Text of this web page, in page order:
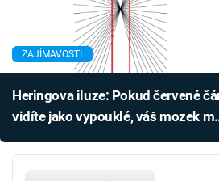
ZAJÍMAVOSTI
Heringova iluze: Pokud červené
vidíte jako vypouklé, váš mozek